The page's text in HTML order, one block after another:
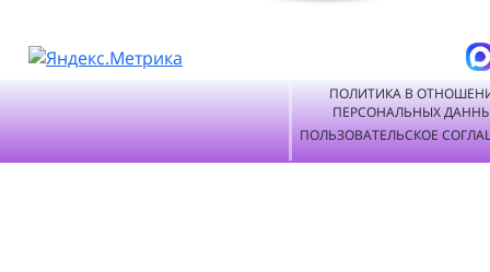
ПОЛИТИКА В
ПЕРСОНАЛЬНЫХ
ПОЛЬЗОВАТЕЛЬСКОЕ